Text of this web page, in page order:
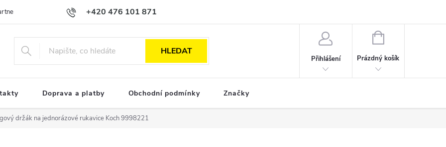
+420 476 101 871
spolupráce Obchodní podmínky Podmínky ochrany osobních údajů
HLEDAT
Přihlášení
NÁKUPNÍ
Prázdný košík
Doprava a platby Obchodní podmínky Značky
držák na jednorázové rukavice Koch 9998221